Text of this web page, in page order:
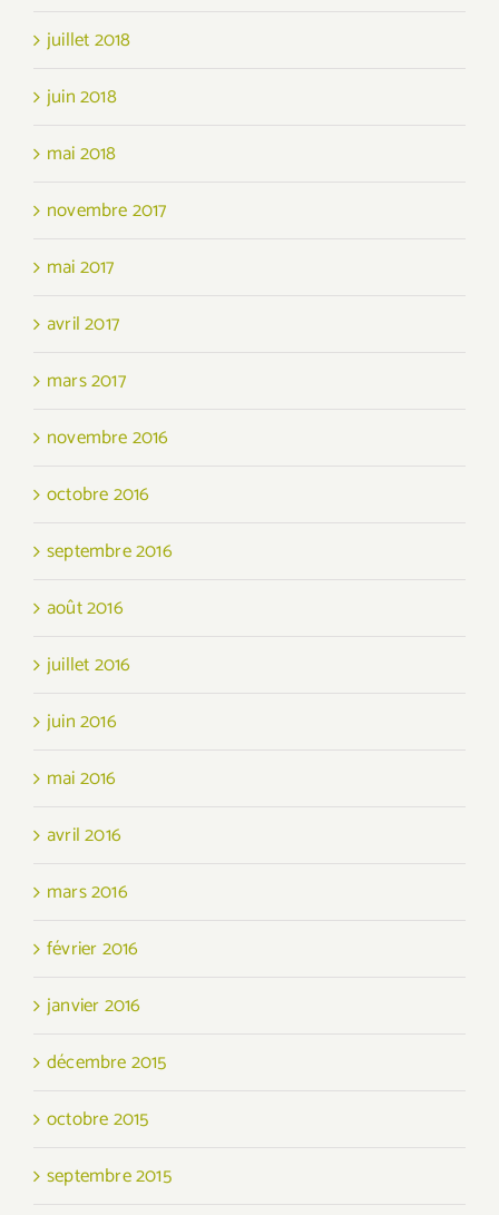
juillet 2018
juin 2018
mai 2018
novembre 2017
mai 2017
avril 2017
mars 2017
novembre 2016
octobre 2016
septembre 2016
août 2016
juillet 2016
juin 2016
mai 2016
avril 2016
mars 2016
février 2016
janvier 2016
décembre 2015
octobre 2015
septembre 2015